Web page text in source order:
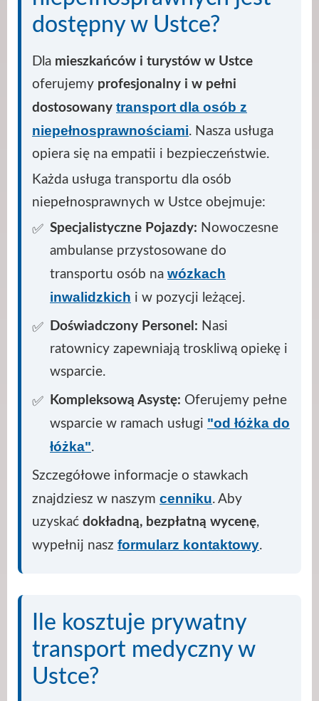
dostępny w Ustce?
Dla mieszkańców i turystów w Ustce
oferujemy profesjonalny i w pełni
dostosowany transport dla osób z
niepełnosprawnościami. Nasza usługa
opiera się na empatii i bezpieczeństwie.
Każda usługa transportu dla osób
niepełnosprawnych w Ustce obejmuje:
Specjalistyczne Pojazdy: Nowoczesne
ambulanse przystosowane do
transportu osób na wózkach
inwalidzkich i w pozycji leżącej.
Doświadczony Personel: Nasi
ratownicy zapewniają troskliwą opiekę i
wsparcie.
Kompleksową Asystę: Oferujemy pełne
wsparcie w ramach usługi "od łóżka do
łóżka".
Szczegółowe informacje o stawkach
znajdziesz w naszym cenniku. Aby
uzyskać dokładną, bezpłatną wycenę,
wypełnij nasz formularz kontaktowy.
Ile kosztuje prywatny
transport medyczny w
Ustce?